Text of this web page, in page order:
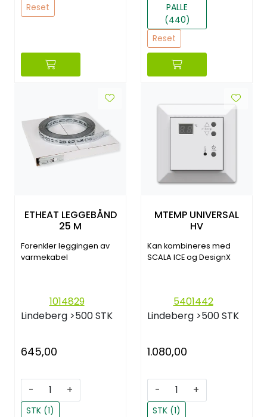
Reset
PALLE
(440)
Reset
ETHEAT LEGGEBÅND
25 M
Forenkler leggingen av
varmekabel
1014829
Lindeberg >500 STK
645,00
- +
STK (1)
MTEMP UNIVERSAL
HV
Kan kombineres med
SCALA ICE og DesignX
5401442
Lindeberg >500 STK
1.080,00
- +
STK (1)